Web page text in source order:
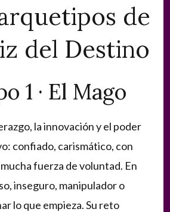
de
del Destino
1 · El Mago
la innovación y el poder
confiado, carismático, con
fuerza de voluntad. En
inseguro, manipulador o
lo que empieza. Su reto